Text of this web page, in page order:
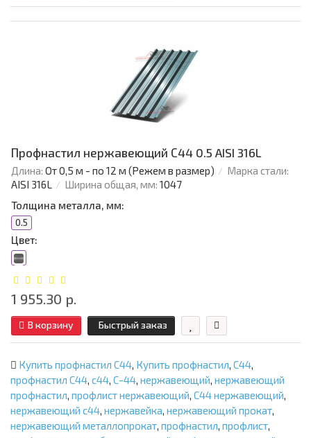
Профнастил нержавеющий С44 0.5 AISI 316L
Длина: От 0,5 м - по 12 м (Режем в размер)
Марка стали:
AISI 316L
Ширина общая, мм: 1047
Толщина металла, мм:
0.5
Цвет:
1 955.30 р.
В корзину Быстрый заказ
Купить профнастил С44, Купить профнастил, С44,
профнастил С44, с44, С-44, нержавеющий, нержавеющий
профнастил, профлист нержавеющий, С44 нержавеющий,
нержавеющий с44, нержавейка, нержавеющий прокат,
нержавеющий металлопрокат, профнастил, профлист,